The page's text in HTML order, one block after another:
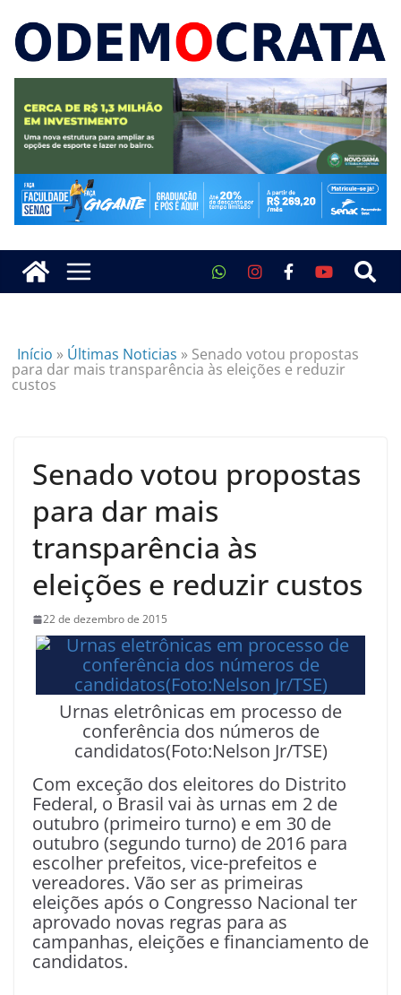
Início » Últimas Noticias » Senado votou propostas
para dar mais transparência às eleições e reduzir
custos
Senado votou propostas
para dar mais
transparência às
eleições e reduzir custos
22 de dezembro de 2015
Urnas eletrônicas em processo de
conferência dos números de
candidatos(Foto:Nelson Jr/TSE)
Com exceção dos eleitores do Distrito
Federal, o Brasil vai às urnas em 2 de
outubro (primeiro turno) e em 30 de
outubro (segundo turno) de 2016 para
escolher prefeitos, vice-prefeitos e
vereadores. Vão ser as primeiras
eleições após o Congresso Nacional ter
aprovado novas regras para as
campanhas, eleições e financiamento de
candidatos.